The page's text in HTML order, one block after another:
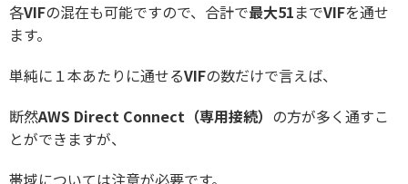
各VIFの混在も可能ですので、合計で最大51までVIFを通せ
ます。
単純に１本あたりに通せるVIFの数だけで言えば、
断然AWS Direct Connect（専用接続） の方が多く通すこ
とができますが、
帯域については注意が必要です。